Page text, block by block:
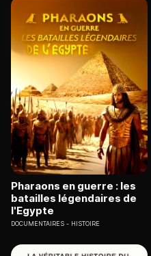
Pharaons en guerre : les
batailles légendaires de
l'Egypte
DOCUMENTAIRES HISTOIRE